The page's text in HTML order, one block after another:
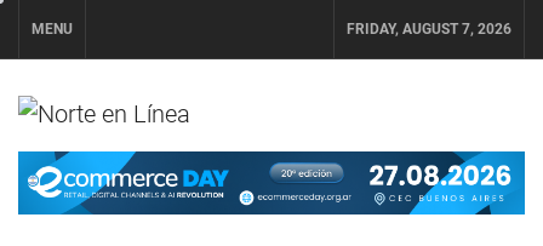
Skip
to
content
MENU FRIDAY, AUGUST 7, 2026
NORTE EN LÍNEA